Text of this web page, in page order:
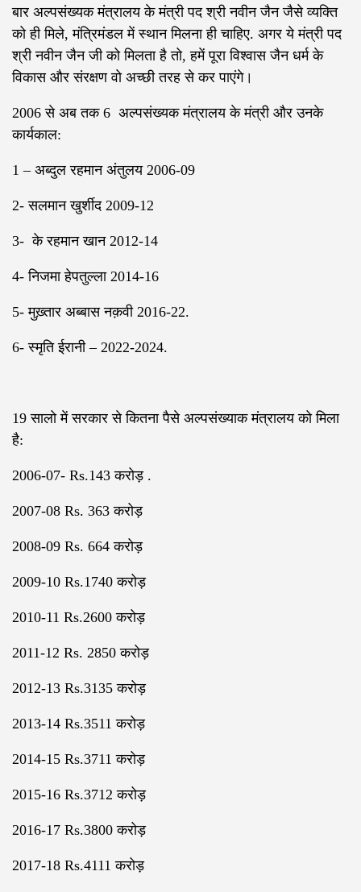
बार अल्पसंख्यक मंत्रालय के मंत्री पद श्री नवीन जैन जैसे व्यक्ति
को ही मिले, मंत्रिमंडल में स्थान मिलना ही चाहिए. अगर ये मंत्री पद
श्री नवीन जैन जी को मिलता है तो, हमें पूरा विश्वास जैन धर्म के
विकास और संरक्षण वो अच्छी तरह से कर पाएंगे।
2006 से अब तक 6 अल्पसंख्यक मंत्रालय के मंत्री और उनके
कार्यकाल:
1 – अब्दुल रहमान अंतुलय 2006-09
2- सलमान खुर्शीद 2009-12
3- के रहमान खान 2012-14
4- निजमा हेपतुल्ला 2014-16
5- मुख़्तार अब्बास नक़वी 2016-22.
6- स्मृति ईरानी – 2022-2024.
19 सालो में सरकार से कितना पैसे अल्पसंख्याक मंत्रालय को मिला
है:
2006-07- Rs.143 करोड़ .
2007-08 Rs. 363 करोड़
2008-09 Rs. 664 करोड़
2009-10 Rs.1740 करोड़
2010-11 Rs.2600 करोड़
2011-12 Rs. 2850 करोड़
2012-13 Rs.3135 करोड़
2013-14 Rs.3511 करोड़
2014-15 Rs.3711 करोड़
2015-16 Rs.3712 करोड़
2016-17 Rs.3800 करोड़
2017-18 Rs.4111 करोड़